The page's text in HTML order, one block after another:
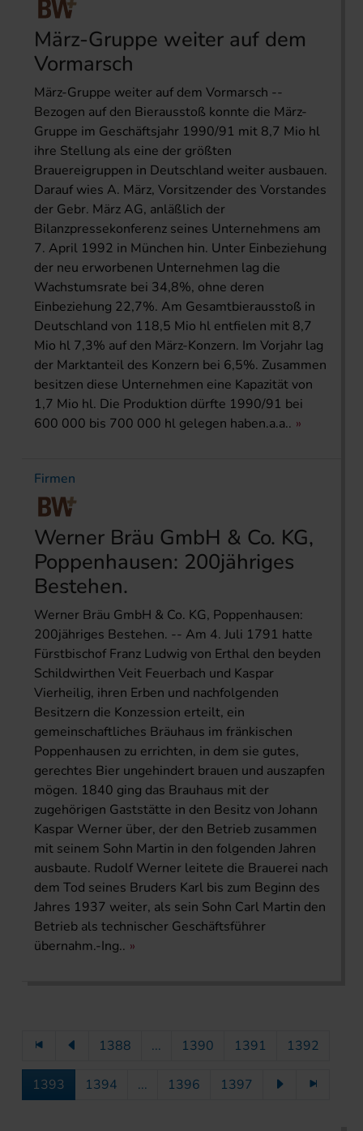
März-Gruppe weiter auf dem
Vormarsch
März-Gruppe weiter auf dem Vormarsch --
Bezogen auf den Bierausstoß konnte die März-
Gruppe im Geschäftsjahr 1990/91 mit 8,7 Mio hl
ihre Stellung als eine der größten
Brauereigruppen in Deutschland weiter ausbauen.
Darauf wies A. März, Vorsitzender des Vorstandes
der Gebr. März AG, anläßlich der
Bilanzpressekonferenz seines Unternehmens am
7. April 1992 in München hin. Unter Einbeziehung
der neu erworbenen Unternehmen lag die
Wachstumsrate bei 34,8%, ohne deren
Einbeziehung 22,7%. Am Gesamtbierausstoß in
Deutschland von 118,5 Mio hl entfielen mit 8,7
Mio hl 7,3% auf den März-Konzern. Im Vorjahr lag
der Marktanteil des Konzern bei 6,5%. Zusammen
besitzen diese Unternehmen eine Kapazität von
1,7 Mio hl. Die Produktion dürfte 1990/91 bei
600 000 bis 700 000 hl gelegen haben.a.a..
Firmen
Werner Bräu GmbH & Co. KG,
Poppenhausen: 200jähriges
Bestehen.
Werner Bräu GmbH & Co. KG, Poppenhausen:
200jähriges Bestehen. -- Am 4. Juli 1791 hatte
Fürstbischof Franz Ludwig von Erthal den beyden
Schildwirthen Veit Feuerbach und Kaspar
Vierheilig, ihren Erben und nachfolgenden
Besitzern die Konzession erteilt, ein
gemeinschaftliches Bräuhaus im fränkischen
Poppenhausen zu errichten, in dem sie gutes,
gerechtes Bier ungehindert brauen und auszapfen
mögen. 1840 ging das Brauhaus mit der
zugehörigen Gaststätte in den Besitz von Johann
Kaspar Werner über, der den Betrieb zusammen
mit seinem Sohn Martin in den folgenden Jahren
ausbaute. Rudolf Werner leitete die Brauerei nach
dem Tod seines Bruders Karl bis zum Beginn des
Jahres 1937 weiter, als sein Sohn Carl Martin den
Betrieb als technischer Geschäftsführer
übernahm.-Ing..
1388 ... 1390 1391 1392
1393 1394 ... 1396 1397